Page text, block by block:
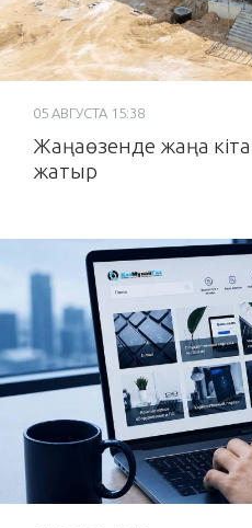
05 АВГУСТА 15:38
Жаңаөзенде жаңа
жатыр